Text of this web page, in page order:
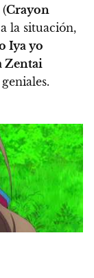
(Crayon
la situación,
Iya yo
Zentai